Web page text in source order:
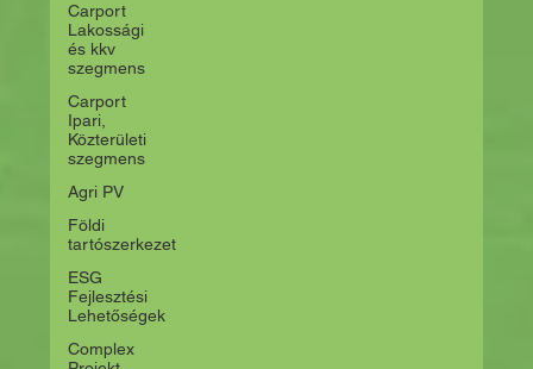
Carport
Lakossági
és kkv
szegmens
Carport
Ipari,
Közterületi
szegmens
Agri PV
Földi
tartószerkezet
ESG
Fejlesztési
Lehetőségek
Complex